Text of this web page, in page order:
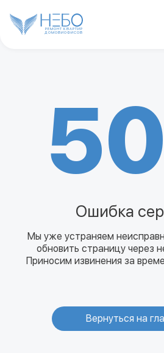
РЕМОНТ КВАРТИР
ДОМОВИОФИСОВ
Ошибка
Мы уже устраняем
обновить страницу через
Приносим извинения за
Вернуться на